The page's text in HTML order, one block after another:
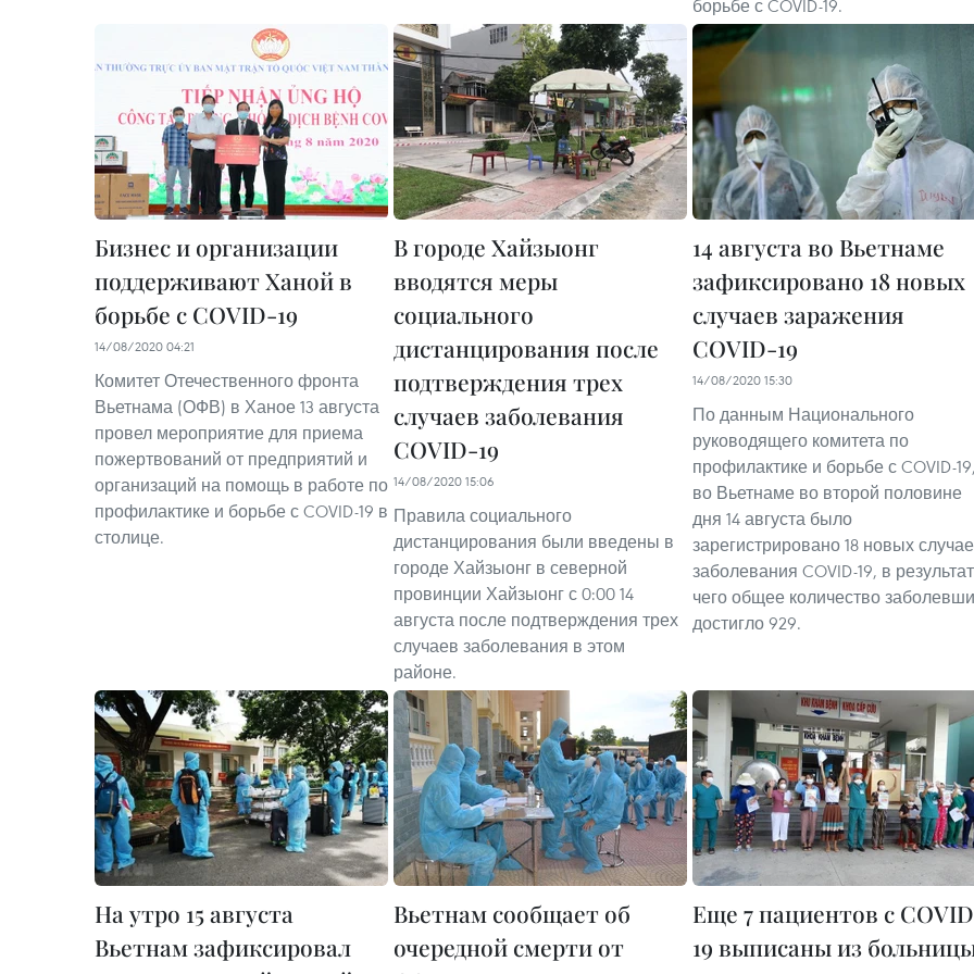
борьбе с COVID-19.
Бизнес и организации
поддерживают Ханой в
борьбе с COVID-19
14/08/2020 04:21
Комитет Отечественного фронта
Вьетнама (ОФВ) в Ханое 13 августа
провел мероприятие для приема
пожертвований от предприятий и
организаций на помощь в работе по
профилактике и борьбе с COVID-19 в
столице.
В городе Хайзыонг
вводятся меры
социального
дистанцирования после
подтверждения трех
случаев заболевания
COVID-19
14/08/2020 15:06
Правила социального
дистанцирования были введены в
городе Хайзыонг в северной
провинции Хайзыонг с 0:00 14
августа после подтверждения трех
случаев заболевания в этом
районе.
14 августа во Вьетнаме
зафиксировано 18 новых
случаев заражения
COVID-19
14/08/2020 15:30
По данным Национального
руководящего комитета по
профилактике и борьбе с COVID-
во Вьетнаме во второй половине
дня 14 августа было
зарегистрировано 18 новых
заболевания COVID-19, в
чего общее количество
достигло 929.
На утро 15 августа
Вьетнам зафиксировал
Вьетнам сообщает об
очередной смерти от
Еще 7 пациентов с
19 выписаны из